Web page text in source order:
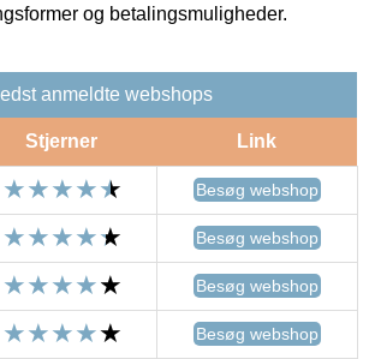
og betalingsmuligheder.
anmeldte webshops
Stjerner Link
Besøg webshop
Besøg webshop
Besøg webshop
Besøg webshop